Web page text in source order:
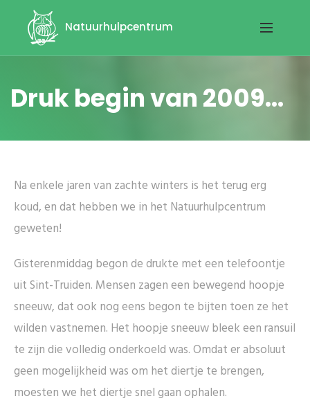
Natuurhulpcentrum
Druk begin van 2009...
Na enkele jaren van zachte winters is het terug erg
koud, en dat hebben we in het Natuurhulpcentrum
geweten!
Gisterenmiddag begon de drukte met een telefoontje
uit Sint-Truiden. Mensen zagen een bewegend hoopje
sneeuw, dat ook nog eens begon te bijten toen ze het
wilden vastnemen. Het hoopje sneeuw bleek een ransuil
te zijn die volledig onderkoeld was. Omdat er absoluut
geen mogelijkheid was om het diertje te brengen,
moesten we het diertje snel gaan ophalen.